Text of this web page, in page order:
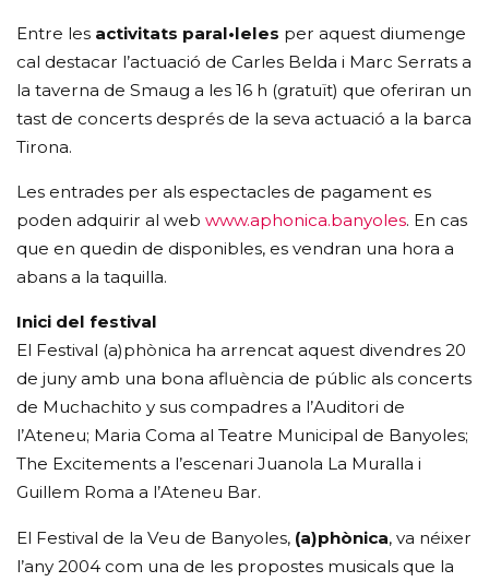
Entre les activitats paral•leles per aquest diumenge
cal destacar l’actuació de Carles Belda i Marc Serrats a
la taverna de Smaug a les 16 h (gratuït) que oferiran un
tast de concerts després de la seva actuació a la barca
Tirona.
Les entrades per als espectacles de pagament es
poden adquirir al webwww.aphonica.banyoles. En cas
que en quedin de disponibles, es vendran una hora a
abans a la taquilla.
Inici del festival
El Festival (a)phònica ha arrencat aquest divendres 20
de juny amb una bona afluència de públic als concerts
de Muchachito y sus compadres a l’Auditori de
l’Ateneu; Maria Coma al Teatre Municipal de Banyoles;
The Excitements a l’escenari Juanola La Muralla i
Guillem Roma a l’Ateneu Bar.
El Festival de la Veu de Banyoles, (a)phònica, va néixer
l’any 2004 com una de les propostes musicals que la